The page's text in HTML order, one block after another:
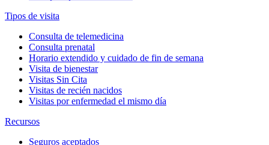
Tipos de visita
Consulta de telemedicina
Consulta prenatal
Horario extendido y cuidado de fin de semana
Visita de bienestar
Visitas Sin Cita
Visitas de recién nacidos
Visitas por enfermedad el mismo día
Recursos
Seguros aceptados